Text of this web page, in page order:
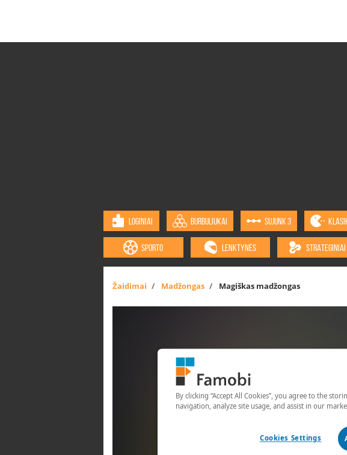
LOGINIAI BURBULIUKAI SUJUNK 3
SPORTO LENKTYNĖS STRATEGINIAI
Žaidimai Madžongas Magiškas madžongas